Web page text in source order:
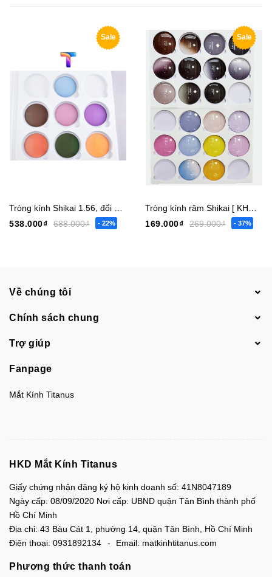
Sale
538.000₫
688.000₫ - 22%
Sale
169.000₫
269.000₫ - 37%
Về chúng tôi
Chính sách chung
Trợ giúp
Fanpage
Mắt Kính Titanus
HKD Mắt Kính Titanus
Giấy chứng nhận đăng ký hộ kinh doanh số: 41N8047189
Ngày cấp: 08/09/2020 Nơi cấp: UBND quận Tân Bình thành phố
Hồ Chí Minh
Địa chỉ: 43 Bàu Cát 1, phường 14, quận Tân Bình, Hồ Chí Minh
Điện thoại: 0931892134 Email: matkinhtitanus.com
Phương thức thanh toán